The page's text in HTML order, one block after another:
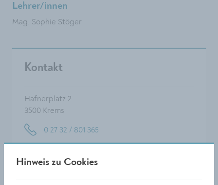
Lehrer/innen
Mag. Sophie Stöger
Kontakt
Hafnerplatz 2
3500 Krems
0 27 32 / 801 365
Hinweis zu Cookies